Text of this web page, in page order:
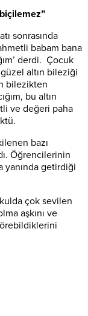
sonrasında
babam bana
derdi. Çocuk
altın bileziği
bilezikten
bu altın
ve değeri paha
bazı
Öğrencilerinin
yanında getirdiği
çok sevilen
aşkını ve